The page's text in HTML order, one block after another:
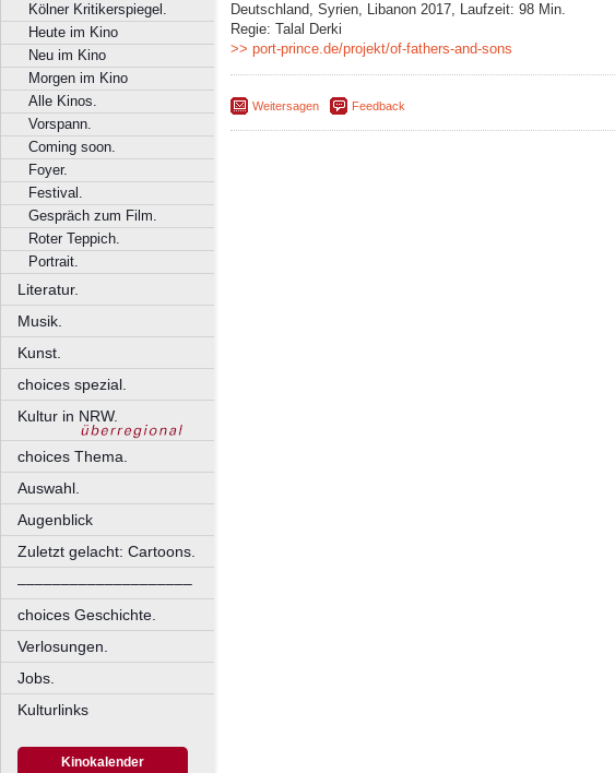
Kölner Kritikerspiegel.
Heute im Kino
Neu im Kino
Morgen im Kino
Alle Kinos.
Vorspann.
Coming soon.
Foyer.
Festival.
Gespräch zum Film.
Roter Teppich.
Portrait.
Literatur.
Musik.
Kunst.
choices spezial.
Kultur in NRW.
choices Thema.
Auswahl.
Augenblick
Zuletzt gelacht: Cartoons.
––––––––––––––––––––
choices Geschichte.
Verlosungen.
Jobs.
Kulturlinks
Kinokalender
Deutschland, Syrien, Libanon 2017, Laufzeit: 98 Min.
Regie: Talal Derki
>> port-prince.de/projekt/of-fathers-and-sons
Weitersagen Feedback